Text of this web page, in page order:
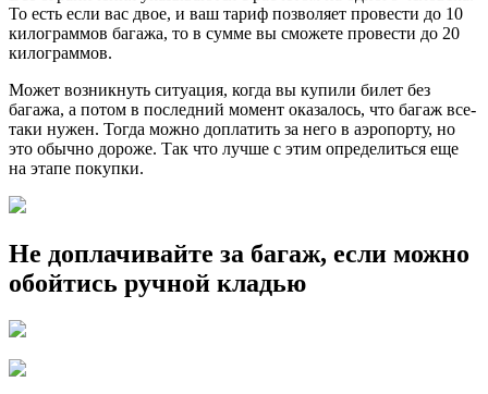
То есть если вас двое, и ваш тариф позволяет провести до 10
килограммов багажа, то в сумме вы сможете провести до 20
килограммов.
Может возникнуть ситуация, когда вы купили билет без
багажа, а потом в последний момент оказалось, что багаж все-
таки нужен. Тогда можно доплатить за него в аэропорту, но
это обычно дороже. Так что лучше с этим определиться еще
на этапе покупки.
Не доплачивайте за багаж, если можно
обойтись ручной кладью